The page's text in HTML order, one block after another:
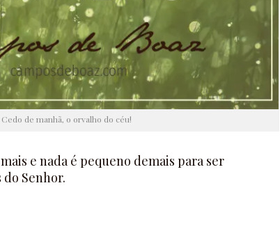
Cedo de manhã, o orvalho do céu!
e nada é pequeno demais para ser
Senhor.